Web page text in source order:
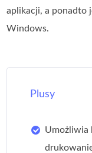
aplikacji, a ponadto
Windows.
Plusy
Umożliwia